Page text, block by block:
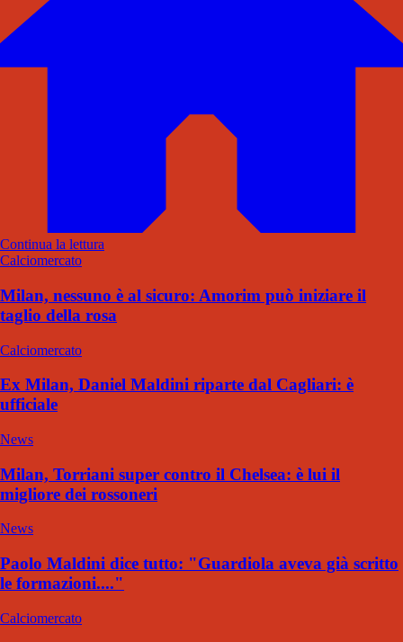
Continua la lettura
Calciomercato
Milan, nessuno è al sicuro: Amorim può iniziare il
taglio della rosa
Calciomercato
Ex Milan, Daniel Maldini riparte dal Cagliari: è
ufficiale
News
Milan, Torriani super contro il Chelsea: è lui il
migliore dei rossoneri
News
Paolo Maldini dice tutto: "Guardiola aveva già scritto
le formazioni...."
Calciomercato